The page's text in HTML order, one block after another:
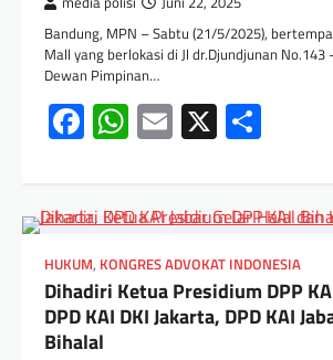
Bandung, MPN – Sabtu (21/5/2025),
Mall yang berlokasi di Jl dr.Djundjunan No.143
Dewan Pimpinan…
Facebook
WhatsApp
Email
X
HUKUM, KONGRES ADVOKAT INDONESIA
Dihadiri Ketua Presidium DPP
DPD KAI DKI Jakarta, DPD KAI
Bihalal